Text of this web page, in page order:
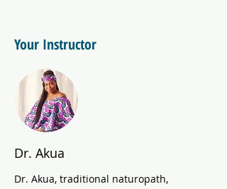
Your Instructor
Dr. Akua
Dr. Akua, traditional naturopath,